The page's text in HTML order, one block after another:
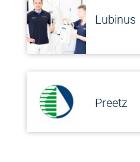
Lubinus
Preetz